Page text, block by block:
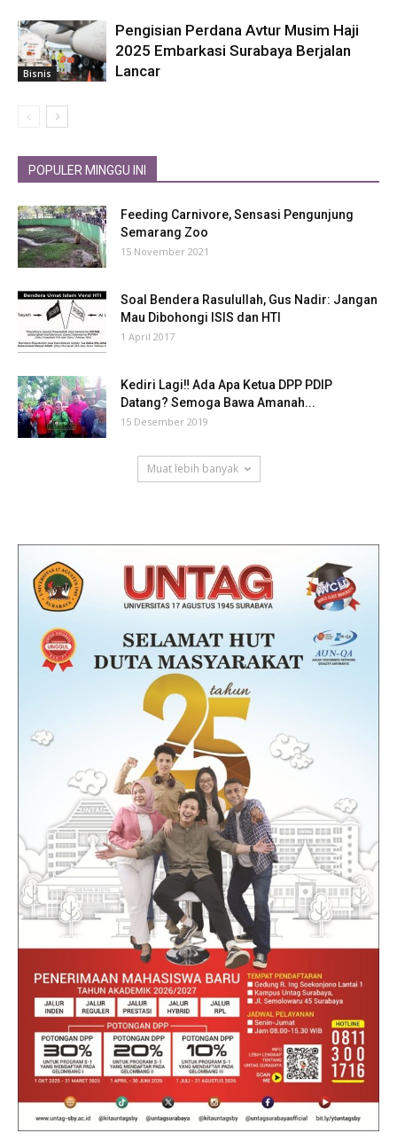
Bisnis
Pengisian Perdana Avtur Musim Haji
2025 Embarkasi Surabaya Berjalan
Lancar
POPULER MINGGU INI
Feeding Carnivore, Sensasi Pengunjung
Semarang Zoo
15 November 2021
Soal Bendera Rasulullah, Gus Nadir: Jangan
Mau Dibohongi ISIS dan HTI
1 April 2017
Kediri Lagi‼ Ada Apa Ketua DPP PDIP
Datang? Semoga Bawa Amanah...
15 Desember 2019
Muat lebih banyak